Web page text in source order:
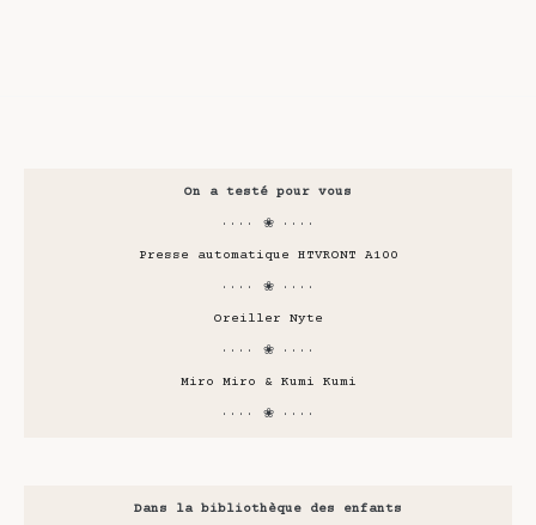
On a testé pour vous
···· ❀ ····
Presse automatique HTVRONT A100
···· ❀ ····
Oreiller Nyte
···· ❀ ····
Miro Miro & Kumi Kumi
···· ❀ ····
Dans la bibliothèque des enfants